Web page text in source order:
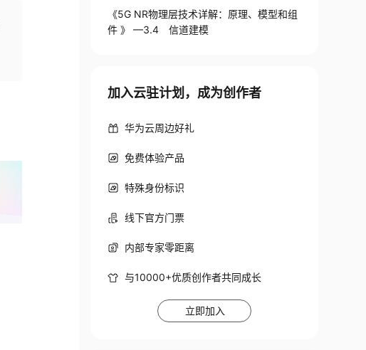
《5G NR物理层技术详解：原理、模型和组
件 》 —3.4 信道建模
加入云驻计划，成为创作者
华为云周边好礼
免费体验产品
特殊身份标识
线下官方门票
内部专家零距离
与10000+优质创作者共同成长
立即加入